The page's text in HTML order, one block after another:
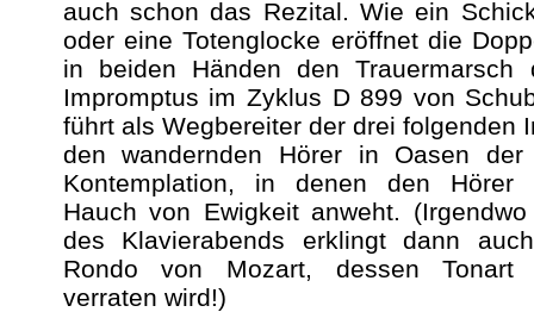
auch schon das Rezital. Wie ein
oder eine Totenglocke eröffnet die
in beiden Händen den Trauermarsch
Impromptus im Zyklus D 899 von
führt als Wegbereiter der drei folgenden
den wandernden Hörer in Oasen
Kontemplation, in denen den Hörer
Hauch von Ewigkeit anweht.
des Klavierabends erklingt dann
Rondo von Mozart, dessen
verraten wird!)